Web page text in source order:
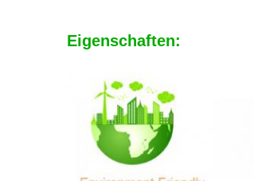
Eigenschaften: